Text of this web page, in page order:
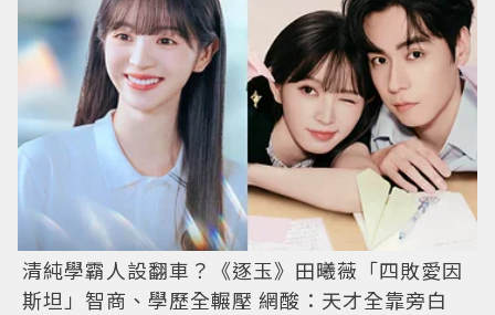
清純學霸人設翻車？《逐玉》田曦薇「四敗愛因
斯坦」智商、學歷全輾壓 網酸：天才全靠旁白